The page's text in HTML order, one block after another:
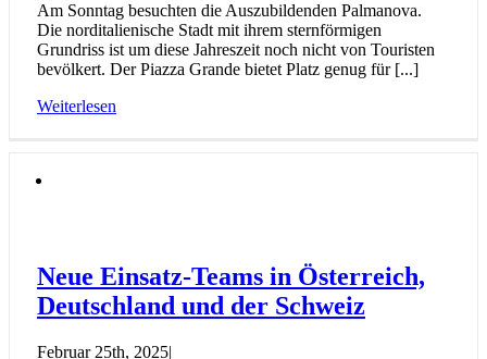
Am Sonntag besuchten die Auszubildenden Palmanova.
Die norditalienische Stadt mit ihrem sternförmigen
Grundriss ist um diese Jahreszeit noch nicht von Touristen
bevölkert. Der Piazza Grande bietet Platz genug für [...]
Weiterlesen
Neue Einsatz-Teams in Österreich,
Deutschland und der Schweiz
Februar 25th, 2025|